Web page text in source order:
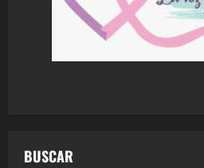
BUSCAR